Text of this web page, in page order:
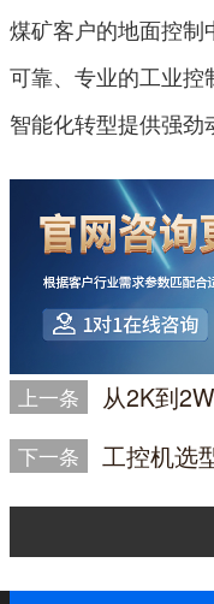
煤矿客户的地面控制
可靠、专业的工业
智能化转型提供强劲
上一条
下一条